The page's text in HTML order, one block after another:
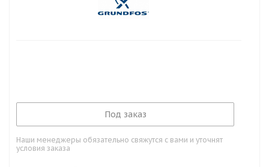
Под заказ
Наши менеджеры обязательно свяжутся с вами и уточнят
условия заказа